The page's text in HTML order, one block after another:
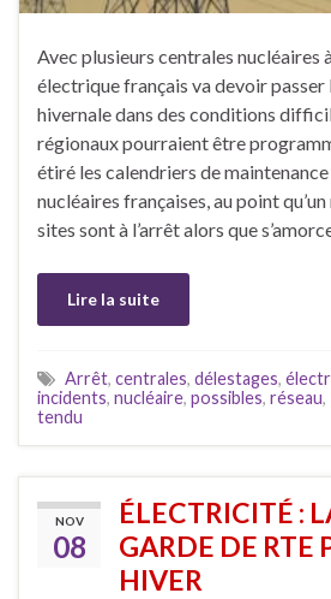
Avec plusieurs centrales nucléaires
électrique français va devoir passer
hivernale dans des conditions
régionaux pourraient être
étiré les calendriers de
nucléaires françaises, au point
sites sont à l’arrêt alors que
Lire la suite
Arrêt, centrales, délestages,
incidents, nucléaire, possibles, réseau,
tendu
NOV
08
ÉLECTRICITÉ :
GARDE DE RTE
HIVER